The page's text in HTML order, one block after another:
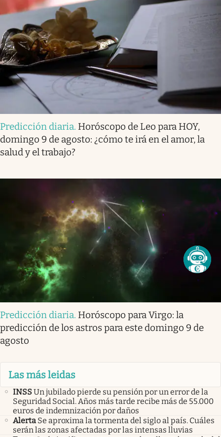
Predicción diaria. Horóscopo de Leo para HOY,
domingo 9 de agosto: ¿cómo te irá en el amor, la
salud y el trabajo?
Predicción diaria. Horóscopo para Virgo: la
predicción de los astros para este domingo 9 de
agosto
Las más leidas
INSSUn jubilado pierde su pensión por un error de la
Seguridad Social. Años más tarde recibe más de 55.000
euros de indemnización por daños
Alerta Se aproxima la tormenta del siglo al país. Cuáles
serán las zonas afectadas por las intensas lluvias